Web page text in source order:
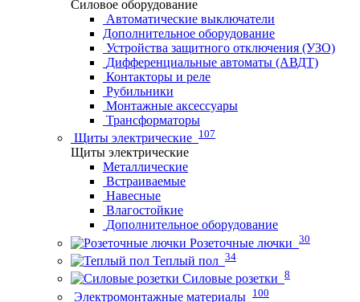
Силовое оборудование
Автоматические выключатели
Дополнительное оборудование
Устройства защитного отключения (УЗО)
Дифференциальные автоматы (АВДТ)
Контакторы и реле
Рубильники
Монтажные аксессуары
Трансформаторы
Щиты электрические 107
Щиты электрические
Металлические
Встраиваемые
Навесные
Влагостойкие
Дополнительное оборудование
Розеточные лючки 30
Теплый пол 34
Силовые розетки 8
Электромонтажные материалы 100